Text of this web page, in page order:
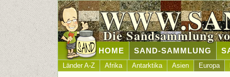
Die Sandsammlung
HOME SAND-SAMMLUNG
Länder A-Z Afrika Antarktika Asien Europa